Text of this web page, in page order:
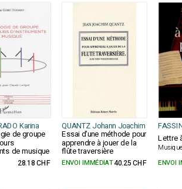
Karina QUANTZ Johann Joachim
de groupe
de musique
Essai d'une méthode pour
apprendre à jouer de la
flûte traversière
Lettre
28.18 CHF ENVOI IMMÉDIAT40.25 CHF ENVOI